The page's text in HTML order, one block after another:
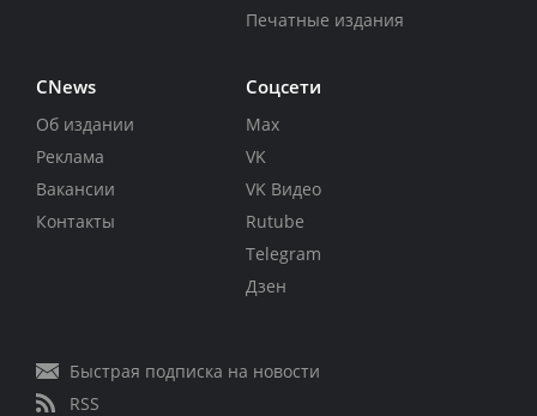
Печатные издания
CNews
Об издании
Реклама
Вакансии
Контакты
Соцсети
Max
VK
VK Видео
Rutube
Telegram
Дзен
Быстрая подписка на новости
RSS